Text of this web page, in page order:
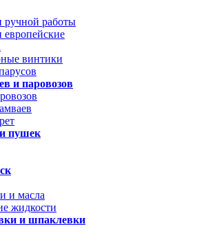
ручной работы
винтики
и паровозов
пушек
и масла
жидкости
и шпаклевки